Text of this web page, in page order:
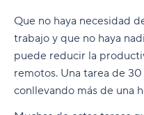
Que no haya necesidad
trabajo y que no haya
puede reducir la
remotos. Una tarea de
conllevando más de una